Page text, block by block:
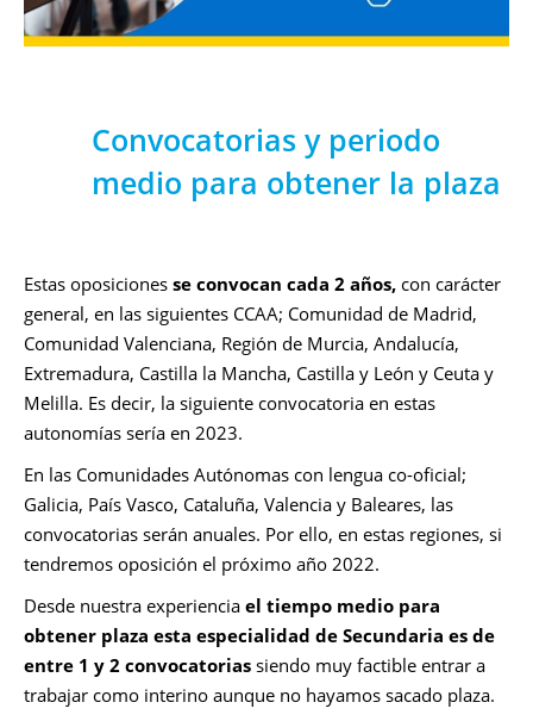
Convocatorias y periodo
medio para obtener la plaza
Estas oposiciones se convocan cada 2 años, con carácter
general, en las siguientes CCAA; Comunidad de Madrid,
Comunidad Valenciana, Región de Murcia, Andalucía,
Extremadura, Castilla la Mancha, Castilla y León y Ceuta y
Melilla. Es decir, la siguiente convocatoria en estas
autonomías sería en 2023.
En las Comunidades Autónomas con lengua co-oficial;
Galicia, País Vasco, Cataluña, Valencia y Baleares, las
convocatorias serán anuales. Por ello, en estas regiones, si
tendremos oposición el próximo año 2022.
Desde nuestra experiencia el tiempo medio para
obtener plaza esta especialidad de Secundaria es de
entre 1 y 2 convocatorias siendo muy factible entrar a
trabajar como interino aunque no hayamos sacado plaza.